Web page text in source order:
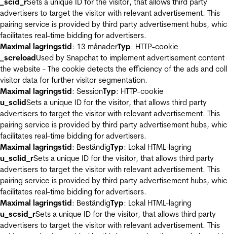
advertisers to target the visitor with relevant advertisement. This
pairing service is provided by third party advertisement hubs,
facilitates real-time bidding for advertisers.
Maximal lagringstid: 13 månaderTyp: HTTP-cookie
_screloadUsed by Snapchat to implement advertisement content
the website - The cookie detects the efficiency of the ads and
visitor data for further visitor segmentation.
Maximal lagringstid: SessionTyp: HTTP-cookie
u_sclidSets a unique ID for the visitor, that allows third party
advertisers to target the visitor with relevant advertisement. This
pairing service is provided by third party advertisement hubs,
facilitates real-time bidding for advertisers.
Maximal lagringstid: BeständigTyp: Lokal HTML-lagring
u_sclid_rSets a unique ID for the visitor, that allows third party
advertisers to target the visitor with relevant advertisement. This
pairing service is provided by third party advertisement hubs,
facilitates real-time bidding for advertisers.
Maximal lagringstid: BeständigTyp: Lokal HTML-lagring
u_scsid_rSets a unique ID for the visitor, that allows third party
advertisers to target the visitor with relevant advertisement. This